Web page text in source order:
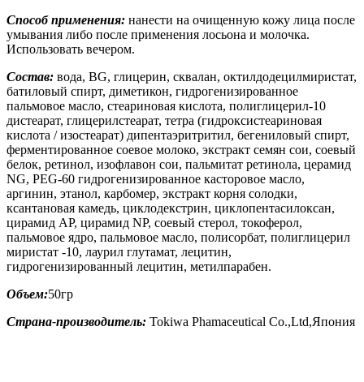
Способ применения: нанести на очищенную кожу лица после
умывания либо после применения лосьона и молочка.
Использовать вечером.
Состав: вода, BG, глицерин, сквалан, октилдодецилмиристат,
батиловый спирт, диметикон, гидрогенизированное
пальмовое масло, стеариновая кислота, полиглицерил-10
дистеарат, глицерилстеарат, тетра (гидроксистеариновая
кислота / изостеарат) дипентаэритритил, бегениловый спирт,
ферментированное соевое молоко, экстракт семян сои, соевый
белок, ретинол, изофлавон сои, пальмитат ретинола, церамид
NG, PEG-60 гидрогенизированное касторовое масло,
аргинин, этанол, карбомер, экстракт корня солодки,
ксантановая камедь, циклодекстрин, циклопентасилоксан,
цирамид AP, цирамид NP, соевый стерол, токоферол,
пальмовое ядро, пальмовое масло, полисорбат, полиглицерил
миристат -10, лаурил глутамат, лецитин,
гидрогенизированный лецитин, метилпарабен.
Объем:50гр
Страна-производитель: Tokiwa Phamaceutical Co.,Ltd,Япония